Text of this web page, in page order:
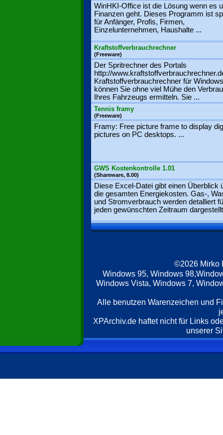
WinHKI-Office ist die Lösung wenn es
Finanzen geht. Dieses Programm ist
für Anfänger, Profis, Firmen,
Einzelunternehmen, Haushalte ...
Kraftstoffverbrauchrechner
(Freeware)
Der Spritrechner des Portals
http://
Kraftstoffverbrauchrechner für Windows
können Sie ohne viel Mühe den
Ihres Fahrzeugs ermitteln. Sie ...
Tennis framy
(Freeware)
Framy: Free picture frame to display
pictures on PC desktops. ...
GWS Kostenkontrolle 1.01
(Shareware, 8.00)
Diese Excel-Datei gibt einen Überblick
die gesamten Energiekosten. Gas-,
und Stromverbrauch werden detalliert
jeden gewünschten Zeitraum
©2026 Mirko
Windows 95, Windows
Windows Vista, Windows 7,
Alle benutzen Warenzeichen und
XPArchiv.de haftet nicht für Links
unserer